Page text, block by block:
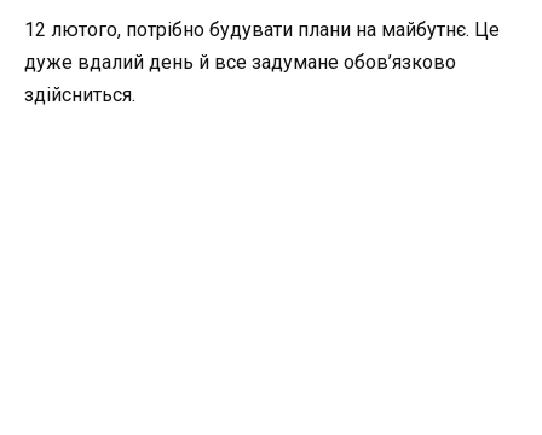
12 лютого, потрібно будувати плани на майбутнє. Це
дуже вдалий день й все задумане обов’язково
здійсниться.